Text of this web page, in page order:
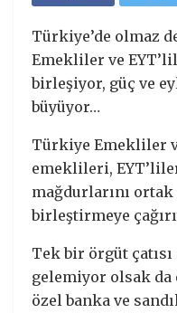
Türkiye’de olmaz
Emekliler ve
birleşiyor, güç ve
büyüyor…
Türkiye Emekliler
emeklileri,
mağdurlarını
birleştirmeye
Tek bir örgüt
gelemiyor olsak
özel banka ve